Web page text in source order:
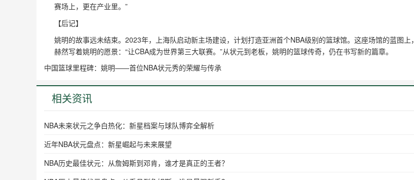
赛场上，更在产业里。”
【后记】
姚明的故事远未结束。2023年，上海队启动新主场建设，计划打造亚洲首个NBA级别的篮球馆。这座场馆的蓝图上，
赫然写着姚明的愿景：“让CBA成为世界第三大联赛。”从状元到老板，姚明的篮球传奇，仍在书写新的篇章。
中国篮球里程碑：姚明——首位NBA状元秀的荣耀与传承
相关资讯
NBA未来状元之争白热化：新星档案与球队博弈全解析
近年NBA状元盘点：新星崛起与未来展望
NBA历史最佳状元：从詹姆斯到邓肯，谁才是真正的王者？